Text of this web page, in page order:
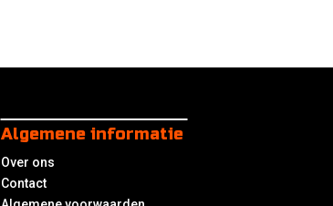
Algemene informatie
Over ons
Contact